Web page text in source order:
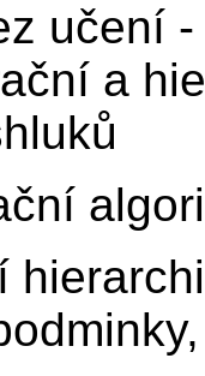
učení
a